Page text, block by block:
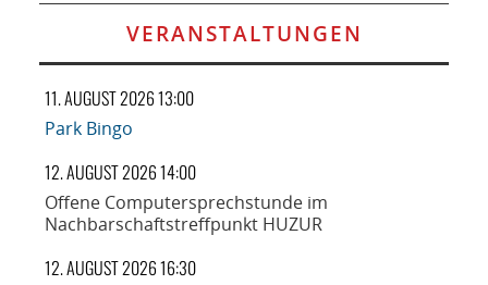
VERANSTALTUNGEN
11. AUGUST 2026 13:00
Park Bingo
12. AUGUST 2026 14:00
Offene Computersprechstunde im
Nachbarschaftstreffpunkt HUZUR
12. AUGUST 2026 16:30